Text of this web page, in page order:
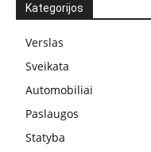
Kategorijos
Verslas
Sveikata
Automobiliai
Paslaugos
Statyba